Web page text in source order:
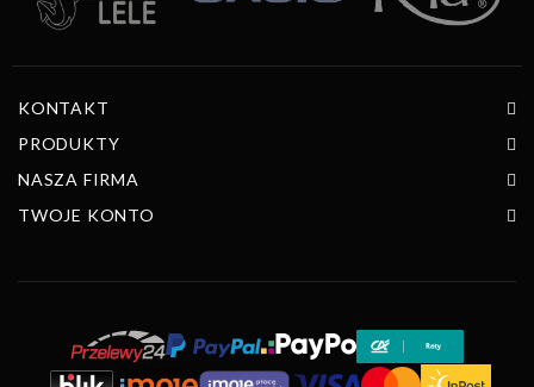
KONTAKT
PRODUKTY
NASZA FIRMA
TWOJE KONTO